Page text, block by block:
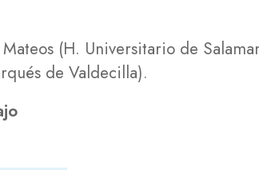
(H. Universitario de
de Valdecilla).